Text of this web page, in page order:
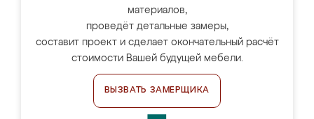
материалов,
проведёт детальные замеры,
составит проект и сделает окончательный расчёт
стоимости Вашей будущей мебели.
ВЫЗВАТЬ ЗАМЕРЩИКА